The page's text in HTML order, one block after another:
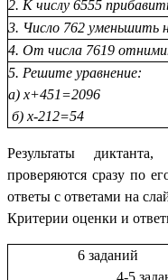
2. К числу 6555
3. Число 762 уменьшить
4. От числа 7619
5. Решите уравнение:
а) х+451=2096
б) х-212=54
Результаты
проверяются сразу по
ответы с ответами на
Критерии оценки и
6 заданий